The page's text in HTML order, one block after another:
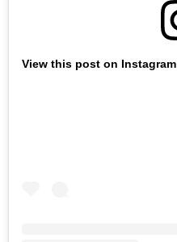
View this post on Instagram